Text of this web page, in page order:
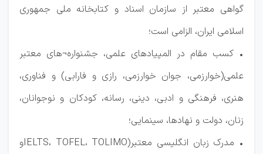
گواهی معتبر از سازمان اسناد و کتابخانه ملی جمهوری
اسلامی ایران، الزامی است؛
• کسب مقام در المپیادهای علمی، جشنواره¬های معتبر
علمی(خوارزمی، جوان خوارزمی، رازی و فارابی) و فناوری،
هنری، فرهنگی و ادبی، دینی، رسانه، کودکان و نوجوانان،
زنان، دولت و نهادها، سینمایی؛
• مدرک زبان انگلیسی معتبر(IELTS، TOFEL، TOLIMOو